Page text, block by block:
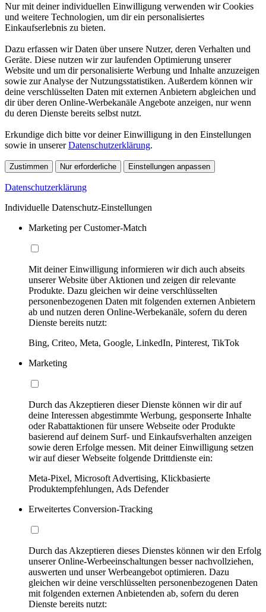
Nur mit deiner individuellen Einwilligung verwenden wir Cookies
und weitere Technologien, um dir ein personalisiertes
Einkaufserlebnis zu bieten.
Dazu erfassen wir Daten über unsere Nutzer, deren Verhalten und
Geräte. Diese nutzen wir zur laufenden Optimierung unserer
Website und um dir personalisierte Werbung und Inhalte anzuzeigen
sowie zur Analyse der Nutzungsstatistiken. Außerdem können wir
deine verschlüsselten Daten mit externen Anbietern abgleichen und
dir über deren Online-Werbekanäle Angebote anzeigen, nur wenn
du deren Dienste bereits selbst nutzt.
Erkundige dich bitte vor deiner Einwilligung in den Einstellungen
sowie in unsererDatenschutzerklärung.
Zustimmen Nur erforderliche Einstellungen anpassen
Datenschutzerklärung
Individuelle Datenschutz-Einstellungen
Marketing per Customer-Match
Mit deiner Einwilligung informieren wir dich auch abseits
unserer Website über Aktionen und zeigen dir relevante
Produkte. Dazu gleichen wir deine verschlüsselten
personenbezogenen Daten mit folgenden externen Anbietern
ab und nutzen deren Online-Werbekanäle, sofern du deren
Dienste bereits nutzt:
Bing, Criteo, Meta, Google, LinkedIn, Pinterest, TikTok
Marketing
Durch das Akzeptieren dieser Dienste können wir dir auf
deine Interessen abgestimmte Werbung, gesponserte Inhalte
oder Rabattaktionen für unsere Webseite oder Produkte
basierend auf deinem Surf- und Einkaufsverhalten anzeigen
sowie deren Erfolge messen. Mit deiner Einwilligung setzen
wir auf dieser Webseite folgende Drittdienste ein:
Meta-Pixel, Microsoft Advertising, Klickbasierte
Produktempfehlungen, Ads Defender
Erweitertes Conversion-Tracking
Durch das Akzeptieren dieses Dienstes können wir den Erfolg
unserer Online-Werbeeinschaltungen besser nachvollziehen,
auswerten und unser Werbeangebot optimieren. Dazu
gleichen wir deine verschlüsselten personenbezogenen Daten
mit folgenden externen Anbietenden ab, sofern du deren
Dienste bereits nutzt: